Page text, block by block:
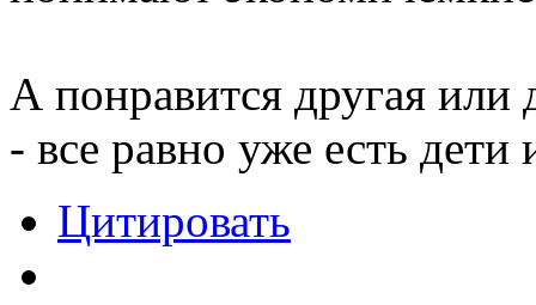
А понравится другая или
- все равно уже есть
Цитировать